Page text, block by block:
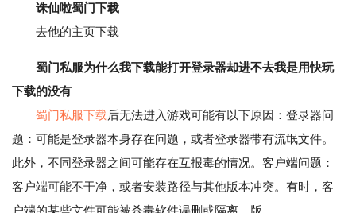
诛仙啦蜀门下载
去他的主页下载
蜀门私服为什么我下载能打开登录器却进不去我是用快玩
下载的没有
蜀门私服下载后无法进入游戏可能有以下原因：登录器问
题：可能是登录器本身存在问题，或者登录器带有流氓文件。
此外，不同登录器之间可能存在互报毒的情况。客户端问题：
客户端可能不干净，或者安装路径与其他版本冲突。有时，客
户端的某些文件可能被杀毒软件误删或隔离。版。